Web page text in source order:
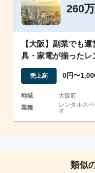
260
【大阪】副業でも
具・家電が揃ったレ
ース事業の譲渡！
売上高 0円〜
地域
大阪府
業種
レンタルス
オ
類似